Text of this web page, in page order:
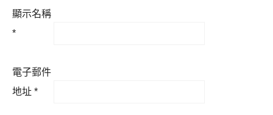
顯示名稱
*
電子郵件
地址 *